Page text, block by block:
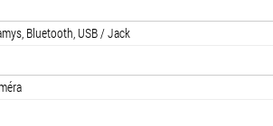
Bluetooth, USB / Jack